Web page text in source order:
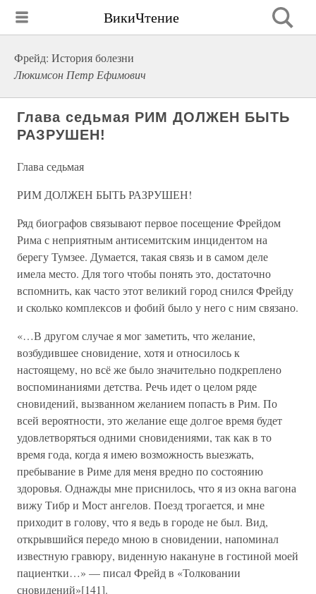
ВикиЧтение
Фрейд: История болезни
Люкимсон Петр Ефимович
Глава седьмая РИМ ДОЛЖЕН БЫТЬ
РАЗРУШЕН!
Глава седьмая
РИМ ДОЛЖЕН БЫТЬ РАЗРУШЕН!
Ряд биографов связывают первое посещение Фрейдом
Рима с неприятным антисемитским инцидентом на
берегу Тумзее. Думается, такая связь и в самом деле
имела место. Для того чтобы понять это, достаточно
вспомнить, как часто этот великий город снился Фрейду
и сколько комплексов и фобий было у него с ним связано.
«…В другом случае я мог заметить, что желание,
возбудившее сновидение, хотя и относилось к
настоящему, но всё же было значительно подкреплено
воспоминаниями детства. Речь идет о целом ряде
сновидений, вызванном желанием попасть в Рим. По
всей вероятности, это желание еще долгое время будет
удовлетворяться одними сновидениями, так как в то
время года, когда я имею возможность выезжать,
пребывание в Риме для меня вредно по состоянию
здоровья. Однажды мне приснилось, что я из окна вагона
вижу Тибр и Мост ангелов. Поезд трогается, и мне
приходит в голову, что я ведь в городе не был. Вид,
открывшийся передо мною в сновидении, напоминал
известную гравюру, виденную накануне в гостиной моей
пациентки…» — писал Фрейд в «Толковании
сновидений»[141].